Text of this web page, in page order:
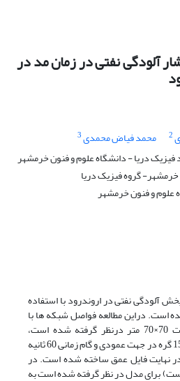
آلودگی نفتی در زمان مد در
2 محمد فیاض محمدی3
دریا - دانشگاه علوم و فنون خرمشهر
خرمشهر- گروه فیزیک دریا
علوم و فنون خرمشهر
آلودگی نفتی در اروندرود با استفاده
شده است. دراین مطالعه فواصل شبکه ها با
توجه دقت و حجم محاسبات 70×70 متر درنظر گرفته شده است،
1345گره در جهت افقی و 1574 گره در جهت عمودی و گام زمانی 60 ثانیه
نهایت فایل عمق ساخته شده است. در
دست) برای مدل در نظر گرفته شده است به